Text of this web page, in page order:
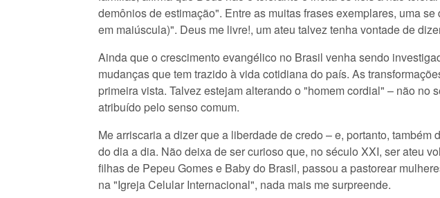
demônios de estimação". Entre as muitas frases exemplares, uma
em maiúscula)". Deus me livre!, um ateu talvez tenha vontade de
Ainda que o crescimento evangélico no Brasil venha sendo
mudanças que tem trazido à vida cotidiana do país. As
primeira vista. Talvez estejam alterando o "homem cordial" – não
atribuído pelo senso comum.
Me arriscaria a dizer que a liberdade de credo – e, portanto,
do dia a dia. Não deixa de ser curioso que, no século XXI, ser ateu
filhas de Pepeu Gomes e Baby do Brasil, passou a pastorear
na "Igreja Celular Internacional", nada mais me surpreende.